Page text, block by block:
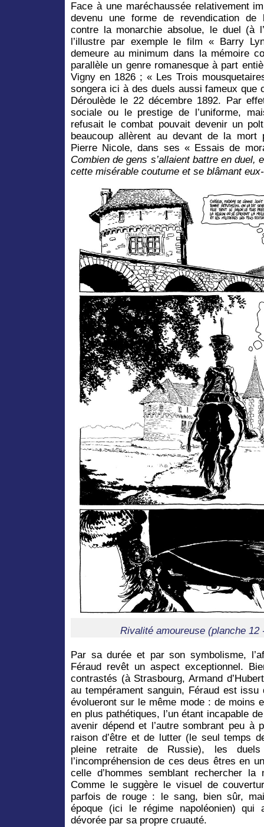
Face à une maréchaussée relativement
devenu une forme de revendication de
contre la monarchie absolue, le duel (à
l’illustre par exemple le film « Barry
demeure au minimum dans la mémoire
parallèle un genre romanesque à part
Vigny en 1826 ; « Les Trois
songera ici à des duels aussi fameux que
Déroulède le 22 décembre 1892. Par
sociale ou le prestige de l’uniforme,
refusait le combat pouvait devenir un
beaucoup allèrent au devant de la mort
Pierre Nicole, dans ses « Essais de
Combien de gens s’allaient battre en duel,
cette misérable coutume et se blâmant
Rivalité amoureuse (planche 12
Par sa durée et par son symbolisme,
Féraud revêt un aspect exceptionnel.
contrastés (à Strasbourg, Armand
au tempérament sanguin, Féraud est
évolueront sur le même mode : de moins
en plus pathétiques, l’un étant incapable
avenir dépend et l’autre sombrant peu à
raison d’être et de lutter (le seul temps
pleine retraite de Russie), les
l’incompréhension de ces deus êtres en
celle d’hommes semblant rechercher
Comme le suggère le visuel de
parfois de rouge : le sang, bien sûr,
époque (ici le régime napoléonien) qui
dévorée par sa propre cruauté.